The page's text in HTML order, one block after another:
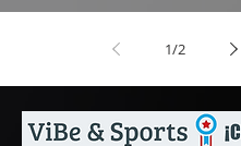
1/2